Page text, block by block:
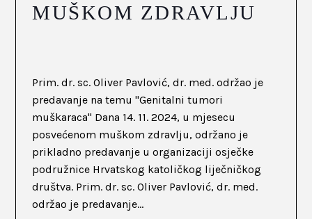
MUŠKOM ZDRAVLJU
Prim. dr. sc. Oliver Pavlović, dr. med. održao je
predavanje na temu "Genitalni tumori
muškaraca" Dana 14. 11. 2024, u mjesecu
posvećenom muškom zdravlju, održano je
prikladno predavanje u organizaciji osječke
podružnice Hrvatskog katoličkog liječničkog
društva. Prim. dr. sc. Oliver Pavlović, dr. med.
održao je predavanje...